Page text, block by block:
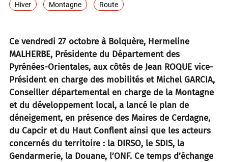
Hiver Montagne Route
Ce vendredi 27 octobre à Bolquère, Hermeline
MALHERBE, Présidente du Département des
Pyrénées-Orientales, aux côtés de Jean ROQUE vice-
Président en charge des mobilités et Michel GARCIA,
Conseiller départemental en charge de la Montagne
et du développement local, a lancé le plan de
déneigement, en présence des Maires de Cerdagne,
du Capcir et du Haut Conflent ainsi que les acteurs
concernés du territoire : la DIRSO, le SDIS, la
Gendarmerie, la Douane, l’ONF. Ce temps d’échange